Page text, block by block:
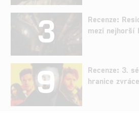
3
Recenze:
mezi nejhorší
9
Recenze: 3.
hranice